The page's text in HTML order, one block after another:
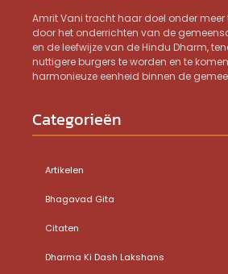
Amrit Vani tracht haar doel onder meer
door het onderrichten van de
en de leefwijze van de Hindu Dharm,
nuttigere burgers te worden en te
harmonieuze eenheid binnen de
Categorieën
Artikelen
Bhagavad Gita
Citaten
Dharma Ki Dash Lakshans